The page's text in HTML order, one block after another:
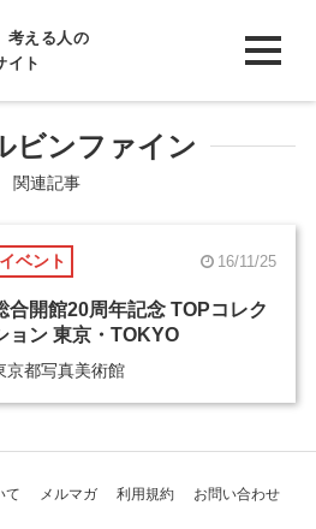
考える人の
イト
ビンファイン
関連記事
イベント 16/11/25
合開館20周年記念 TOPコレク
ョン 東京・TOKYO
京都写真美術館
て メルマガ 利用規約 お問い合わせ